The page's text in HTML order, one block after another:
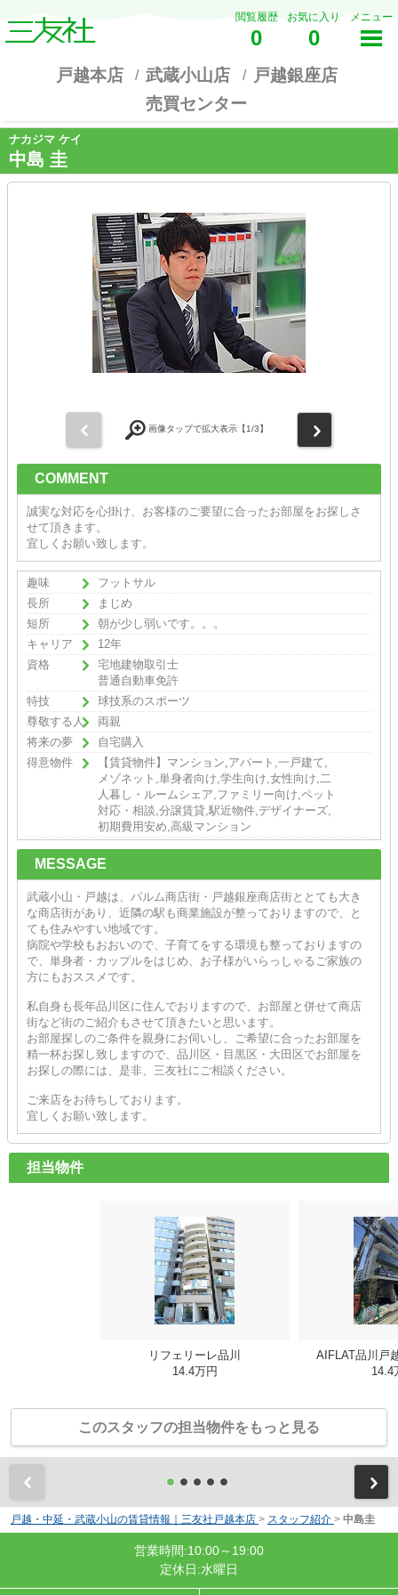
閲覧履歴
0
お気に入り
0
メニュー
戸越本店 武蔵小山店
戸越銀座店
売買センター
ナカジマ ケイ
中島 圭
画像タップで拡大表示【1/3】
COMMENT
誠実な対応を心掛け、お客様のご要望に合ったお部屋をお探しさ
せて頂きます。
宜しくお願い致します。
趣味
フットサル
長所
まじめ
短所
朝が少し弱いです。。。
キャリア
12年
資格
宅地建物取引士
普通自動車免許
特技
球技系のスポーツ
尊敬する人
両親
将来の夢
自宅購入
得意物件
【賃貸物件】マンション,アパート,一戸建て,
メゾネット,単身者向け,学生向け,女性向け,二
人暮し・ルームシェア,ファミリー向け,ペット
対応・相談,分譲賃貸,駅近物件,デザイナーズ,
初期費用安め,高級マンション
MESSAGE
武蔵小山・戸越は、パルム商店街・戸越銀座商店街ととても大き
な商店街があり、近隣の駅も商業施設が整っておりますので、と
ても住みやすい地域です。
病院や学校もおおいので、子育てをする環境も整っておりますの
で、単身者・カップルをはじめ、お子様がいらっしゃるご家族の
方にもおススメです。
私自身も長年品川区に住んでおりますので、お部屋と併せて商店
街など街のご紹介もさせて頂きたいと思います。
お部屋探しのご条件を親身にお伺いし、ご希望に合ったお部屋を
精一杯お探し致しますので、品川区・目黒区・大田区でお部屋を
お探しの際には、是非、三友社にご相談ください。
ご来店をお待ちしております。
宜しくお願い致します。
担当物件
リフェリーレ品川
14.4万円
AIFLAT品川戸
14.4
このスタッフの担当物件をもっと見る
戸越・中延・武蔵小山の賃貸情報｜三友社戸越本店 > スタッフ紹介 > 中島圭
営業時間:10:00～19:00
定休日:水曜日